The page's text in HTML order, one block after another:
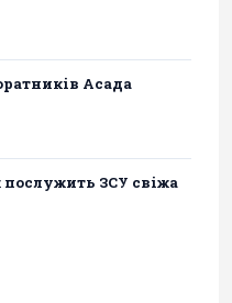
Асада
послужить ЗСУ свіжа